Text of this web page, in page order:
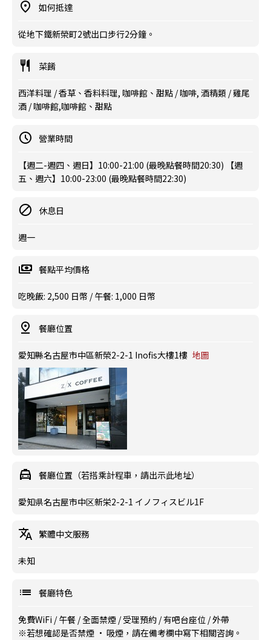
如何抵達
從地下鐵新榮町2號出口步行2分鐘。
菜餚
西洋料理 / 香草、香料料理, 咖啡館、甜點 / 咖啡, 酒精類 / 雞尾
酒 / 咖啡館,咖啡館、甜點
營業時間
【週二-週四、週日】10:00-21:00 (最晚點餐時間20:30) 【週
五、週六】10:00-23:00 (最晚點餐時間22:30)
休息日
週一
餐點平均價格
吃晚飯: 2,500 日幣 / 午餐: 1,000 日幣
餐廳位置
愛知縣名古屋市中區新榮2-2-1 Inofis大樓1樓 地圖
餐廳位置（若搭乘計程車，請出示此地址）
愛知県名古屋市中区新栄2-2-1 イノフィスビル1F
繁體中文服務
未知
餐廳特色
免費WiFi /午餐 /全面禁煙 /受理預約 /有吧台座位 /外帶
※若想確認是否禁煙 · 吸煙，請在備考欄中寫下相關咨詢。